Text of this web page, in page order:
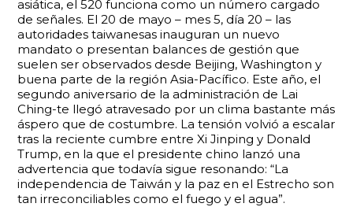
asiática, el 520 funciona como un número cargado
de señales. El 20 de mayo – mes 5, día 20 – las
autoridades taiwanesas inauguran un nuevo
mandato o presentan balances de gestión que
suelen ser observados desde Beijing, Washington y
buena parte de la región Asia-Pacífico. Este año, el
segundo aniversario de la administración de Lai
Ching-te llegó atravesado por un clima bastante más
áspero que de costumbre. La tensión volvió a escalar
tras la reciente cumbre entre Xi Jinping y Donald
Trump, en la que el presidente chino lanzó una
advertencia que todavía sigue resonando: “La
independencia de Taiwán y la paz en el Estrecho son
tan irreconciliables como el fuego y el agua”.